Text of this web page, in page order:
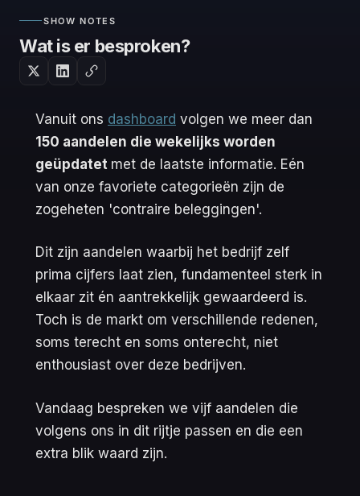
SHOW NOTES
Wat is er besproken?
Vanuit ons dashboard volgen we meer dan
150 aandelen die wekelijks worden
geüpdatet met de laatste informatie. Eén
van onze favoriete categorieën zijn de
zogeheten 'contraire beleggingen'.
Dit zijn aandelen waarbij het bedrijf zelf
prima cijfers laat zien, fundamenteel sterk in
elkaar zit én aantrekkelijk gewaardeerd is.
Toch is de markt om verschillende redenen,
soms terecht en soms onterecht, niet
enthousiast over deze bedrijven.
Vandaag bespreken we vijf aandelen die
volgens ons in dit rijtje passen en die een
extra blik waard zijn.